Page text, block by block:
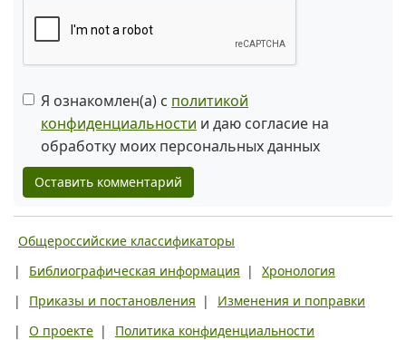
Я ознакомлен(а) с политикой
конфиденциальности и даю согласие на
обработку моих персональных данных
Оставить комментарий
Общероссийские классификаторы
|
Библиографическая информация |
Хронология
|
Приказы и постановления |
Изменения и поправки
|
О проекте |
Политика конфиденциальности